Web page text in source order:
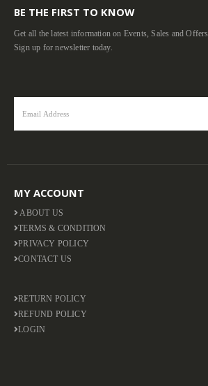
BE THE FIRST TO KNOW
Get all the latest information on Events, Sales and Offers.
Sign up for newsletter today.
MY ACCOUNT
ABOUT US
TERMS & CONDITION
PRIVACY POLICY
CONTACT US
RETURN POLICY
REFUND POLICY
LOGIN